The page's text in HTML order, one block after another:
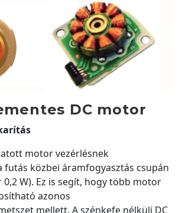
DC motor
motor vezérlésnek
futás közbei áramfogyasztás csupán
W). Ez is segít, hogy több motor
azonos
mellett. A szénkefe nélküli DC